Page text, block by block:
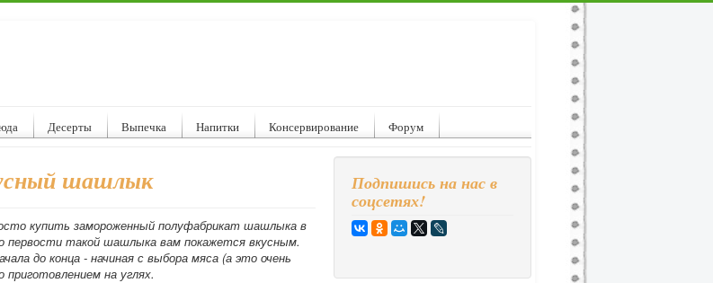
Десерты Выпечка Напитки Консервирование Форум
шашлык
купить замороженный полуфабрикат шашлыка в
такой шашлыка вам покажется вкусным.
до конца - начиная с выбора мяса (а это очень
на углях.
Подпишись на нас в
соцсетях!